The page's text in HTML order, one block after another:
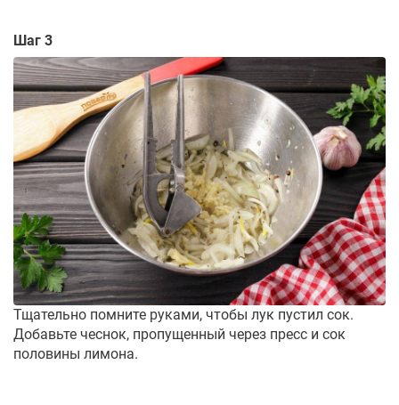
Шаг 3
Тщательно помните руками, чтобы лук пустил сок.
Добавьте чеснок, пропущенный через пресс и сок
половины лимона.